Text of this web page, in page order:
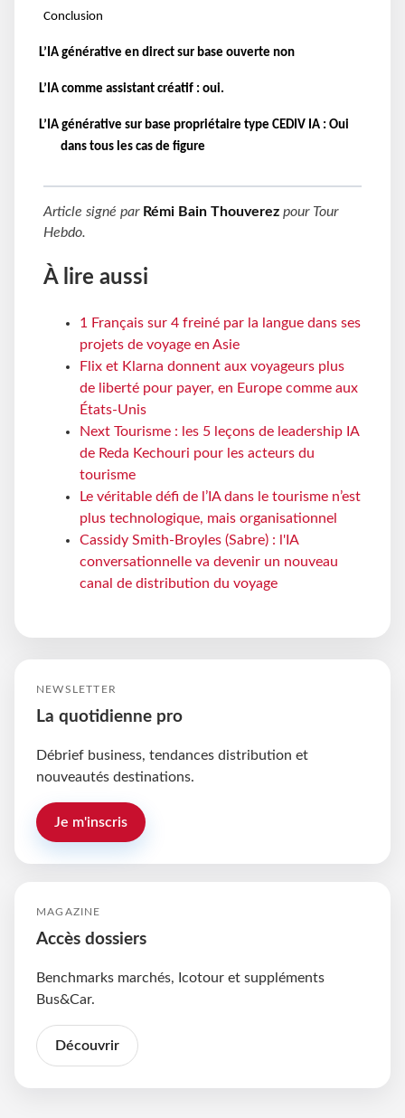
Conclusion
L’IA générative en direct sur base ouverte non
L’IA comme assistant créatif : oui.
L’IA générative sur base propriétaire type CEDIV IA : Oui
dans tous les cas de figure
Article signé par Rémi Bain Thouverez pour Tour
Hebdo.
À lire aussi
1 Français sur 4 freiné par la langue dans ses
projets de voyage en Asie
Flix et Klarna donnent aux voyageurs plus
de liberté pour payer, en Europe comme aux
États-Unis
Next Tourisme : les 5 leçons de leadership IA
de Reda Kechouri pour les acteurs du
tourisme
Le véritable défi de l’IA dans le tourisme n’est
plus technologique, mais organisationnel
Cassidy Smith-Broyles (Sabre) : l'IA
conversationnelle va devenir un nouveau
canal de distribution du voyage
NEWSLETTER
La quotidienne pro
Débrief business, tendances distribution et
nouveautés destinations.
Je m'inscris
MAGAZINE
Accès dossiers
Benchmarks marchés, Icotour et suppléments
Bus&Car.
Découvrir